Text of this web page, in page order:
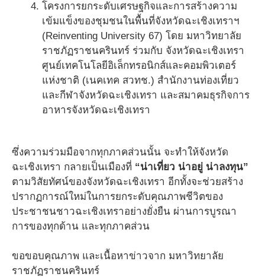
โครงการยกระดับเศรษฐกิจและการสร้างความ
เข้มแข็งของชุมชนในพื้นที่จังหวัดฉะเชิงเทราฯ
(Reinventing University 67) โดย มหาวิทยาลัย
ราชภัฏราชนครินทร์ ร่วมกับ จังหวัดฉะเชิงเทรา
ศูนย์เทคโนโลยีอิเล็กทรอนิกส์และคอมพิวเตอร์
แห่งชาติ (เนคเทค สวทช.) สำนักงานท่องเที่ยว
และกีฬาจังหวัดฉะเชิงเทรา และสมาคมธุรกิจการ
อาหารจังหวัดฉะเชิงเทรา
ซึ่งความร่วมมือจากทุกภาคส่วนนั้น จะทำให้จังหวัด
ฉะเชิงเทรา กลายเป็นเมืองที่ “น่าเที่ยว น่าอยู่ น่าลงทุน”
ตามวิสัยทัศน์ของจังหวัดฉะเชิงเทรา อีกทั้งจะช่วยสร้าง
ปรากฏการณ์ใหม่ในการยกระดับคุณภาพชีวิตของ
ประชาชนชาวฉะเชิงเทราอย่างยั่งยืน ผ่านการบูรณา
การของทุกด้าน และทุกภาคส่วน
ขอขอบคุณภาพ และเนื้อหาข่าวจาก มหาวิทยาลัย
ราชภัฏราชนครินทร์